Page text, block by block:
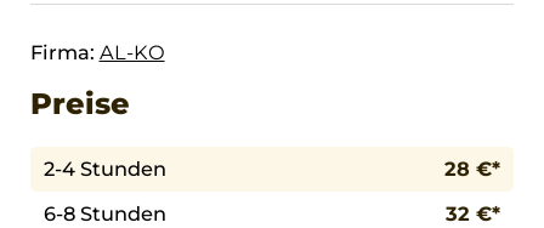
Firma: AL-KO
Preise
2-4 Stunden
28 €*
6-8 Stunden
32 €*